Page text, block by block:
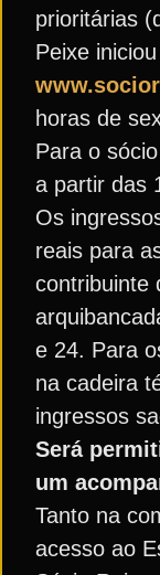
prioritárias
Peixe
horas de
Para o
a partir das
Os
reais para
contribuinte
e 24. Para
na cadeira
ingressos
Será
um
Tanto na
acesso ao